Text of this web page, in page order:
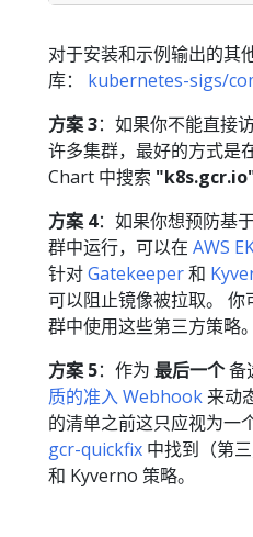
对于安装和示例输出的其
库： kubernetes-sigs/
方案 3：如果你不能直接
许多集群，最好的方式是
Chart 中搜索
方案 4：如果你想预防基
群中运行，可以在 AWS
针对Gatekeeper和
可以阻止镜像被拉取。
群中使用这些第三方策略。
方案 5：作为 最后一个备
质的准入 Webhook 来动
的清单之前这只应视为一
gcr-quickfix 中找到（第
和 Kyverno 策略。